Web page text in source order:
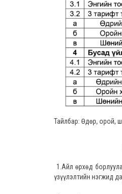
Тайлбар: Өдөр, орой,
1.Айл өрхөд
үзүүлэлтийн нэгжид